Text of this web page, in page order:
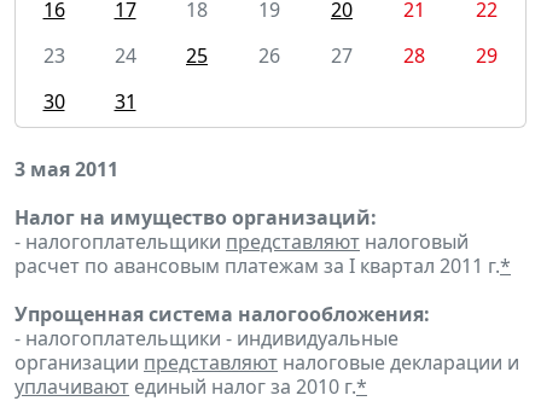
16
17 18 19 20 21
22
23
24 25 26 27 28
29
30
31
3 мая 2011
Налог на имущество организаций:
- налогоплательщики представляют налоговый
расчет по авансовым платежам за I квартал 2011 г.*
Упрощенная система налогообложения:
- налогоплательщики - индивидуальные
организации представляют налоговые декларации и
уплачивают единый налог за 2010 г.*